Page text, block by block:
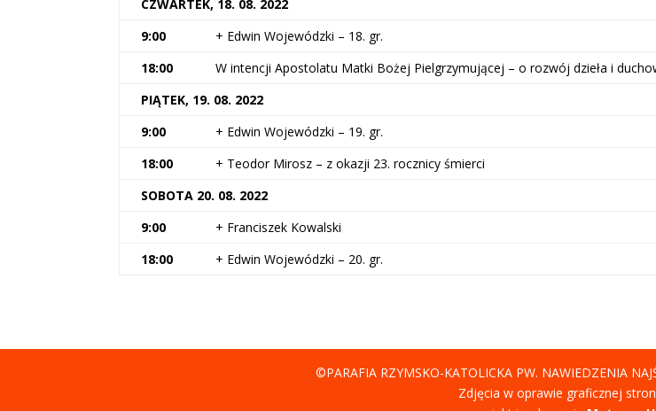
CZWARTEK, 18. 08. 2022
9:00
+ Edwin Wojewódzki – 18. gr.
18:00
W intencji Apostolatu Matki Bożej Pielgrzymującej – o rozwój dzieła i
PIĄTEK, 19. 08. 2022
9:00
+ Edwin Wojewódzki – 19. gr.
18:00
+ Teodor Mirosz – z okazji 23. rocznicy śmierci
SOBOTA 20. 08. 2022
9:00
+ Franciszek Kowalski
18:00
+ Edwin Wojewódzki – 20. gr.
©PARAFIA RZYMSKO-KATOLICKA PW. NAWIEDZENIA
Zdjęcia w oprawie graficznej